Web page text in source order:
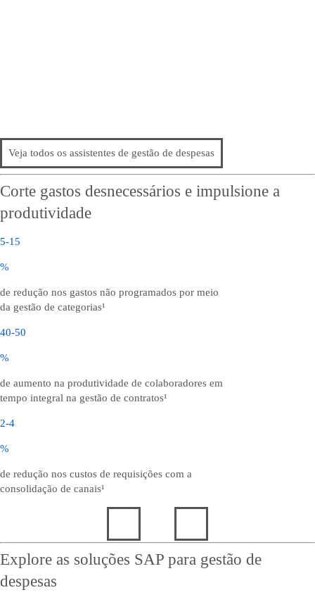
Veja todos os assistentes de gestão de despesas
Corte gastos desnecessários e impulsione a
produtividade
5-15
%
de redução nos gastos não programados por meio
da gestão de categorias¹
40-50
%
de aumento na produtividade de colaboradores em
tempo integral na gestão de contratos¹
2-4
%
de redução nos custos de requisições com a
consolidação de canais¹
Explore as soluções SAP para gestão de
despesas